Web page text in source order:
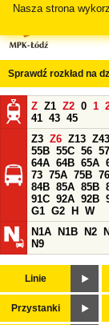
Nasza strona
Sprawdź rozkład na
Z Z1 Z2 0 1
41 43 45
Z3 Z6 Z13 Z43
55B 55C 56 57
64A 64B 65A
73 75A 75B 76
84B 85A 85B
91C 92A 92B
G1 G2 H
W
N1A
N1B N2
N9
Linie
Przystanki